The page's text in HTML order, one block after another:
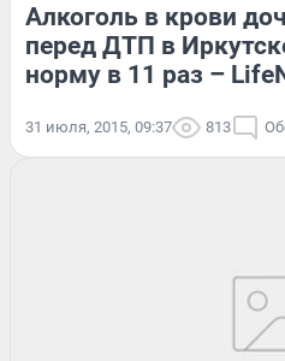
Алкоголь в крови
перед ДТП в
норму в 11 раз –
31 июля, 2015, 09:37 813